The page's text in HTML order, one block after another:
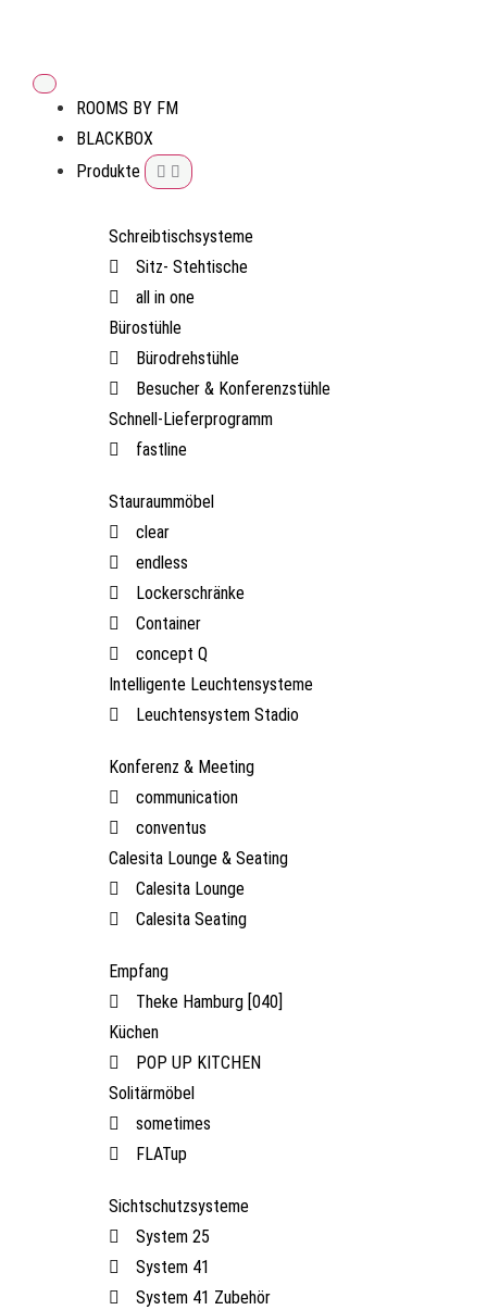
ROOMS BY FM
BLACKBOX
Produkte
Schreibtischsysteme
Sitz- Stehtische
all in one
Bürostühle
Bürodrehstühle
Besucher & Konferenzstühle
Schnell-Lieferprogramm
fastline
Stauraummöbel
clear
endless
Lockerschränke
Container
concept Q
Intelligente Leuchtensysteme
Leuchtensystem Stadio
Konferenz & Meeting
communication
conventus
Calesita Lounge & Seating
Calesita Lounge
Calesita Seating
Empfang
Theke Hamburg [040]
Küchen
POP UP KITCHEN
Solitärmöbel
sometimes
FLATup
Sichtschutzsysteme
System 25
System 41
System 41 Zubehör